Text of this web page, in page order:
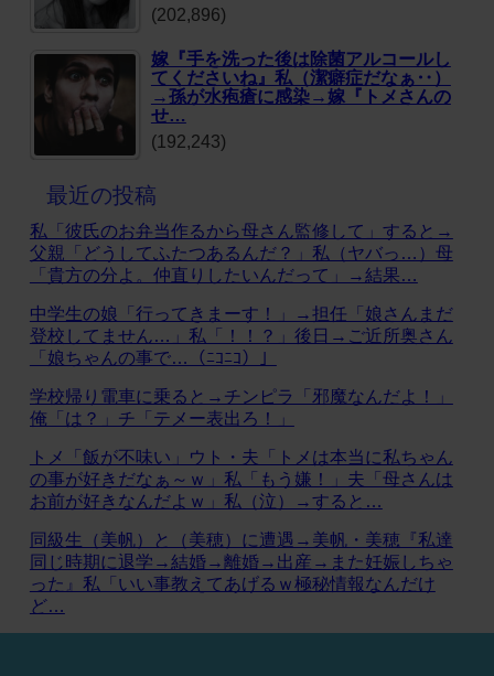
(202,896)
嫁『手を洗った後は除菌アルコールし
てくださいね』私（潔癖症だなぁ‥）
→孫が水疱瘡に感染→嫁『トメさんの
せ…
(192,243)
最近の投稿
私「彼氏のお弁当作るから母さん監修して」すると→
父親「どうしてふたつあるんだ？」私（ヤバっ…）母
「貴方の分よ。仲直りしたいんだって」→結果…
中学生の娘「行ってきまーす！」→担任「娘さんまだ
登校してません…」私「！！？」後日→ご近所奥さん
「娘ちゃんの事で…（ﾆｺﾆｺ）」
学校帰り電車に乗ると→チンピラ「邪魔なんだよ！」
俺「は？」チ「テメー表出ろ！」
トメ「飯が不味い」ウト・夫「トメは本当に私ちゃん
の事が好きだなぁ～ｗ」私「もう嫌！」夫「母さんは
お前が好きなんだよｗ」私（泣）→すると…
同級生（美帆）と（美穂）に遭遇→美帆・美穂『私達
同じ時期に退学→結婚→離婚→出産→また妊娠しちゃ
った』私「いい事教えてあげるｗ極秘情報なんだけ
ど…